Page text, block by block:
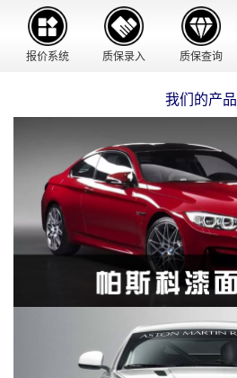
报价系统 质保录入 质保查询
我们的产品